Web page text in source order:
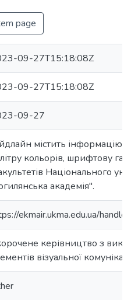
page
09-27T15:18:08Z
09-27T15:18:08Z
09-27
містить інформацію
кольорів, шрифтову
Національного
академія".
ekmair.ukma.edu.ua/
керівництво з
візуальної